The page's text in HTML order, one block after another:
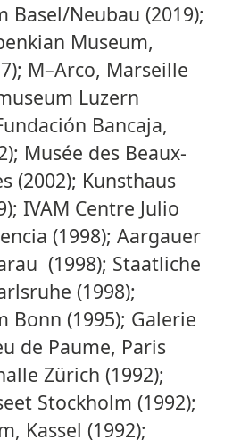
Basel/Neubau (2019);
Museum,
M–Arco, Marseille
Luzern
Bancaja,
Musée des Beaux-
(2002); Kunsthaus
IVAM Centre Julio
(1998); Aargauer
(1998); Staatliche
(1998);
Bonn (1995); Galerie
de Paume, Paris
Zürich (1992);
Stockholm (1992);
Kassel (1992);